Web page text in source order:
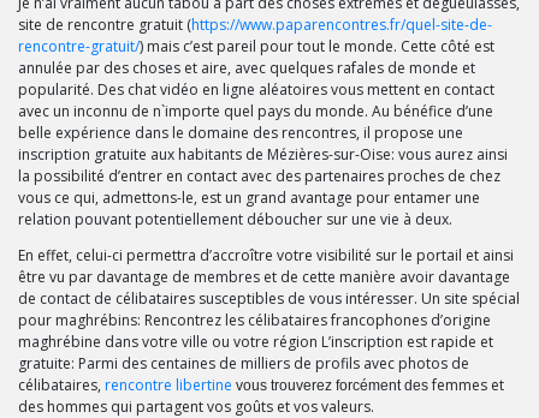
site de rencontre gratuit (https://www.paparencontres.fr/quel-site-de-
rencontre-gratuit/) mais c’est pareil pour tout le monde. Cette côté est
annulée par des choses et aire, avec quelques rafales de monde et
popularité. Des chat vidéo en ligne aléatoires vous mettent en contact
avec un inconnu de n`importe quel pays du monde. Au bénéfice d’une
belle expérience dans le domaine des rencontres, il propose une
inscription gratuite aux habitants de Mézières-sur-Oise: vous aurez ainsi
la possibilité d’entrer en contact avec des partenaires proches de chez
vous ce qui, admettons-le, est un grand avantage pour entamer une
relation pouvant potentiellement déboucher sur une vie à deux.
En effet, celui-ci permettra d’accroître votre visibilité sur le portail et ainsi
être vu par davantage de membres et de cette manière avoir davantage
de contact de célibataires susceptibles de vous intéresser. Un site spécial
pour maghrébins: Rencontrez les célibataires francophones d’origine
maghrébine dans votre ville ou votre région L’inscription est rapide et
gratuite: Parmi des centaines de milliers de profils avec photos de
célibataires, rencontre libertine vous trouverez forcément desfemmes et
des hommes qui partagent vos goûts et vos valeurs.